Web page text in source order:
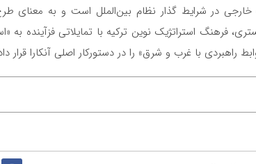
در شرایط گذار نظام بین­‌الملل است و به معنای طرح
فرهنگ استراتژیک نوین ترکیه با تمایلاتی فزآینده به
راهبردی با غرب و شرق» را در دستورکار اصلی آنکارا قرار